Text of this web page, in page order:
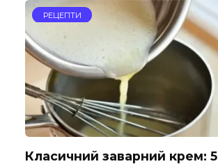
РЕЦЕПТИ
Класичний заварний крем: 5